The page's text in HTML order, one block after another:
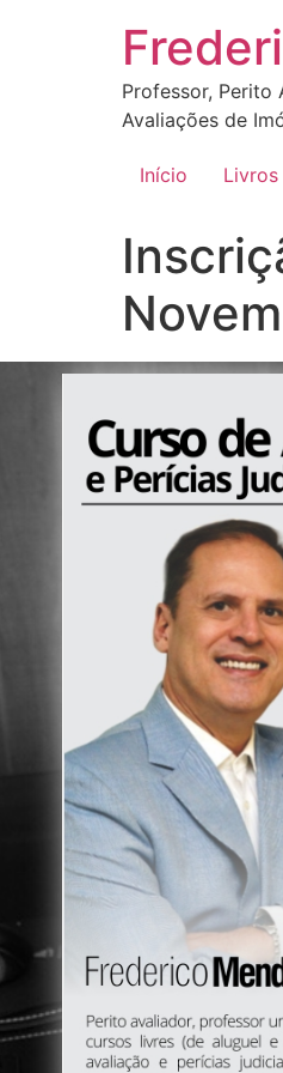
Professor, Perito
Avaliações de
Início Livros